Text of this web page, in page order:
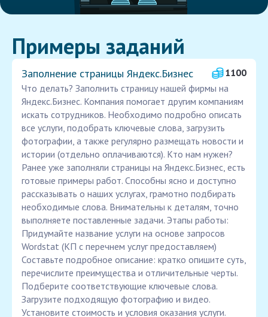
Примеры заданий
Заполнение страницы Яндекс.Бизнес
1100
Что делать? Заполнить страницу нашей фирмы на
Яндекс.Бизнес. Компания помогает другим компаниям
искать сотрудников. Необходимо подробно описать
все услуги, подобрать ключевые слова, загрузить
фотографии, а также регулярно размещать новости и
истории (отдельно оплачиваются). Кто нам нужен?
Ранее уже заполняли страницы на Яндекс.Бизнес, есть
готовые примеры работ. Способны ясно и доступно
рассказывать о наших услугах, грамотно подбирать
необходимые слова. Внимательны к деталям, точно
выполняете поставленные задачи. Этапы работы:
Придумайте название услуги на основе запросов
Wordstat (КП с перечнем услуг предоставляем)
Составьте подробное описание: кратко опишите суть,
перечислите преимущества и отличительные черты.
Подберите соответствующие ключевые слова.
Загрузите подходящую фотографию и видео.
Установите стоимость и условия оказания услуги.